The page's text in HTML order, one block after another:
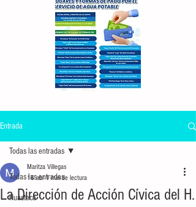
Entrada
Todas las entradas
Huasteca
Todas las entradas
La Dirección de Acción Cívica del H.
Maritza Villegas
16 abr1 min de lectura